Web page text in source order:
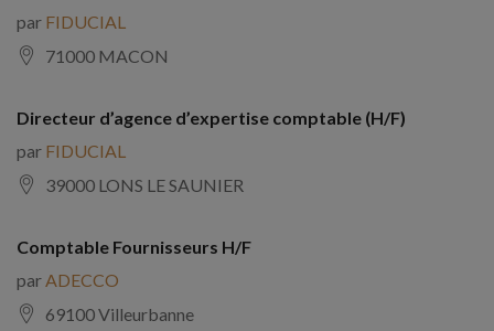
par FIDUCIAL
71000 MACON
Directeur d’agence d’expertise comptable (H/F)
par FIDUCIAL
39000 LONS LE SAUNIER
Comptable Fournisseurs H/F
par ADECCO
69100 Villeurbanne